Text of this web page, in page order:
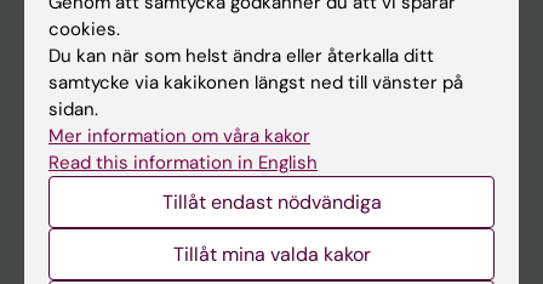
Forskning
Om KI
På gång
Nyheter
Student
cookies.
Du kan när som helst ändra eller återkalla ditt
samtycke via kakikonen längst ned till vänster på
sidan.
Mer information om våra kakor
Read this information in English
Tillåt endast nödvändiga
Tillåt mina valda kakor